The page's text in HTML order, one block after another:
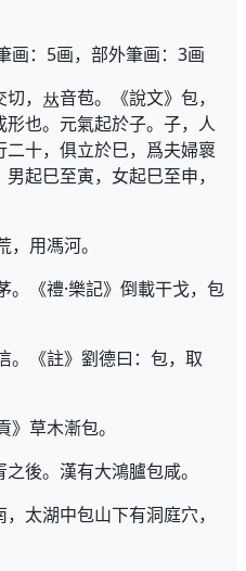
画：5画，部外筆画：3画
，
音苞。《說文》包，
也。元氣起於子。子，人
十，俱立於巳，爲夫婦褱
起巳至寅，女起巳至申，
用馮河。
。《禮·樂記》倒載干戈，包
。《註》劉德曰：包，取
》草木漸包。
後。漢有大鴻臚包咸。
太湖中包山下有洞庭穴，